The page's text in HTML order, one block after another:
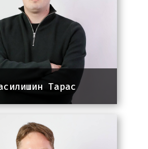
Тарас
founder Panem
в SEO та
маркетингу. Співзасновник